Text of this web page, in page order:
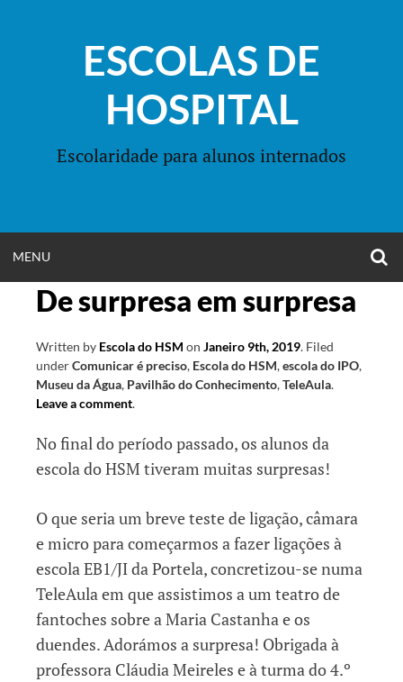
ESCOLAS DE
HOSPITAL
Escolaridade para alunos internados
MENU
MENU
De surpresa em surpresa
Written by Escola do HSM on Janeiro 9th, 2019. Filed
underComunicar é preciso, Escola do HSM,escola do IPO,
Museu da Água, Pavilhão do Conhecimento,TeleAula.
Leave a comment.
No final do período passado, os alunos da
escola do HSM tiveram muitas surpresas!
O que seria um breve teste de ligação, câmara
e micro para começarmos a fazer ligações à
escola EB1/JI da Portela, concretizou-se numa
TeleAula em que assistimos a um teatro de
fantoches sobre a Maria Castanha e os
duendes. Adorámos a surpresa! Obrigada à
professora Cláudia Meireles e à turma do 4.º